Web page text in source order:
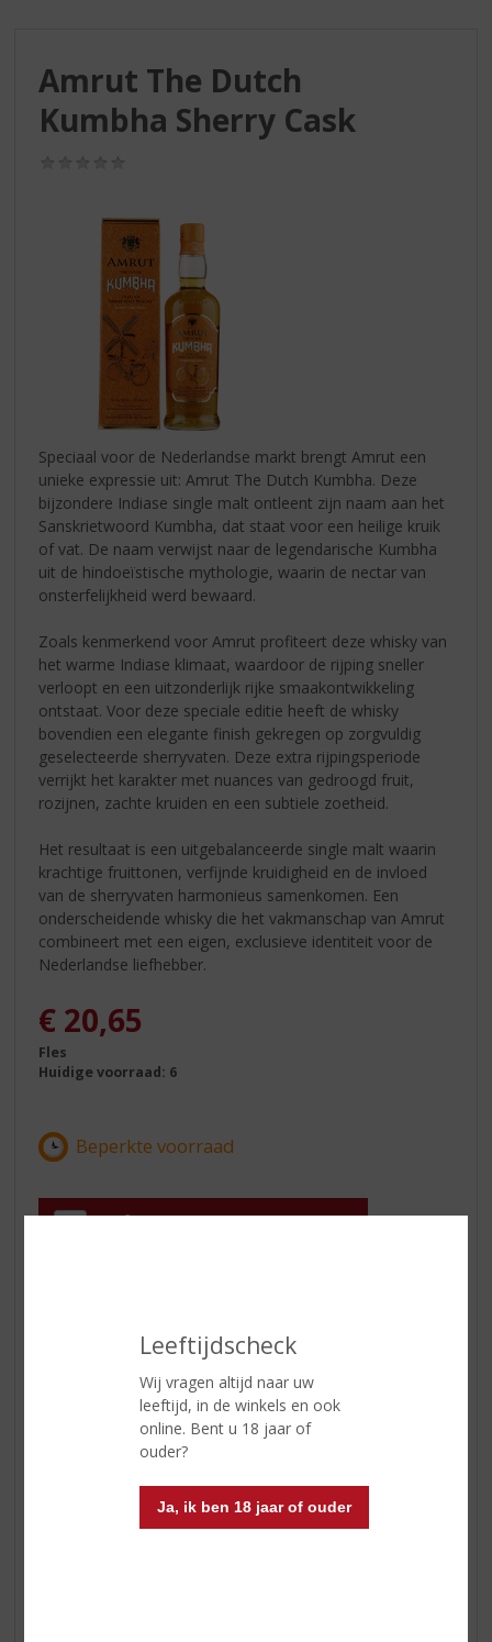
Leeftijdscheck
Wij vragen altijd naar uw
leeftijd, in de winkels en ook
online. Bent u 18 jaar of
ouder?
Ja, ik ben 18 jaar of ouder
Amrut The Dutch
Kumbha Sherry Cask
Speciaal voor de Nederlandse markt brengt Amrut een
unieke expressie uit: Amrut The Dutch Kumbha. Deze
bijzondere Indiase single malt ontleent zijn naam aan het
Sanskrietwoord Kumbha, dat staat voor een heilige kruik
of vat. De naam verwijst naar de legendarische Kumbha
uit de hindoeïstische mythologie, waarin de nectar van
onsterfelijkheid werd bewaard.
Zoals kenmerkend voor Amrut profiteert deze whisky van
het warme Indiase klimaat, waardoor de rijping sneller
verloopt en een uitzonderlijk rijke smaakontwikkeling
ontstaat. Voor deze speciale editie heeft de whisky
bovendien een elegante finish gekregen op zorgvuldig
geselecteerde sherryvaten. Deze extra rijpingsperiode
verrijkt het karakter met nuances van gedroogd fruit,
rozijnen, zachte kruiden en een subtiele zoetheid.
Het resultaat is een uitgebalanceerde single malt waarin
krachtige fruittonen, verfijnde kruidigheid en de invloed
van de sherryvaten harmonieus samenkomen. Een
onderscheidende whisky die het vakmanschap van Amrut
combineert met een eigen, exclusieve identiteit voor de
Nederlandse liefhebber.
€ 20,65
Fles
Huidige voorraad: 6
50 CL
Alcoholpercentage
Reviews